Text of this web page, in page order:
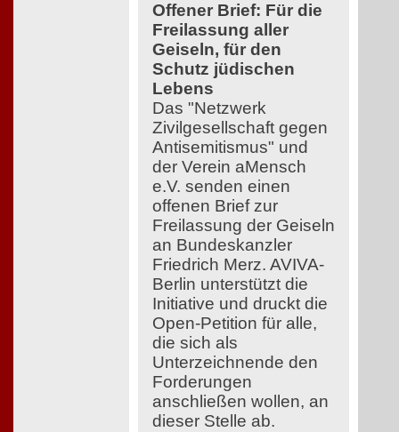
Offener Brief: Für die
Freilassung aller
Geiseln, für den
Schutz jüdischen
Lebens
Das "Netzwerk
Zivilgesellschaft gegen
Antisemitismus" und
der Verein aMensch
e.V. senden einen
offenen Brief zur
Freilassung der Geiseln
an Bundeskanzler
Friedrich Merz. AVIVA-
Berlin unterstützt die
Initiative und druckt die
Open-Petition für alle,
die sich als
Unterzeichnende den
Forderungen
anschließen wollen, an
dieser Stelle ab.